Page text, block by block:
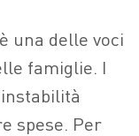
è una delle voci
famiglie. I
spese. Per